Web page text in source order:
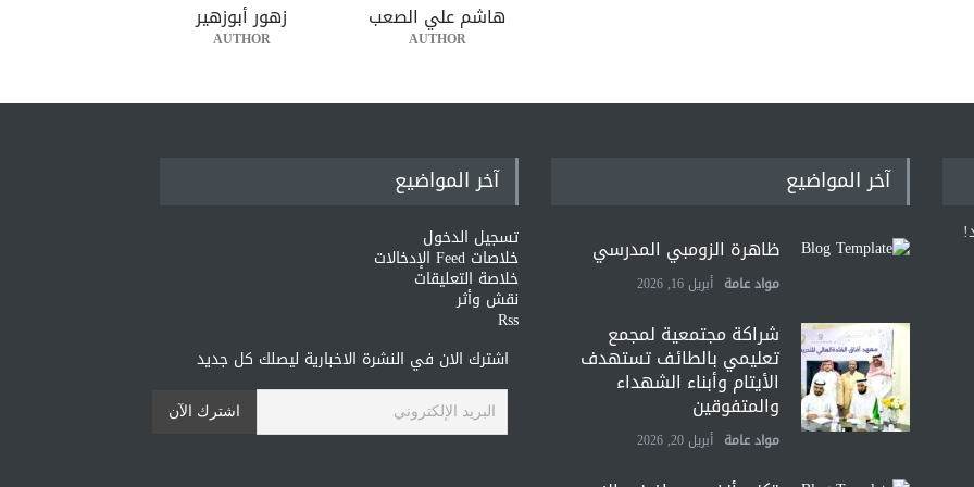
هاشم علي الصعب
AUTHOR
زهور أبوزهير
AUTHOR
آخر المواضيع
ظاهرة الزومبي المدرسي
مواد عامة أبريل 16, 2026
شراكة مجتمعية لمجمع
تعليمي بالطائف تستهدف
الأيتام وأبناء الشهداء
والمتفوقين
مواد عامة أبريل 20, 2026
آخر المواضيع
تسجيل الدخول
خلاصات Feed الإدخالات
خلاصة التعليقات
نقش وأثر
Rss
اشترك الان في النشرة الاخبارية ليصلك كل جديد